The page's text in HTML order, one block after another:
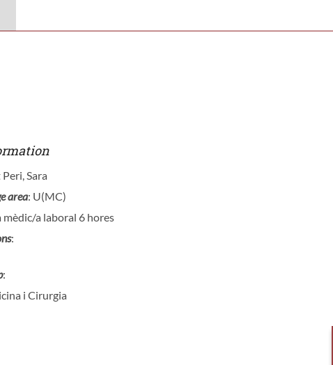
Sara
area: U(MC)
mèdic/a laboral 6 hores
:
:
i Cirurgia